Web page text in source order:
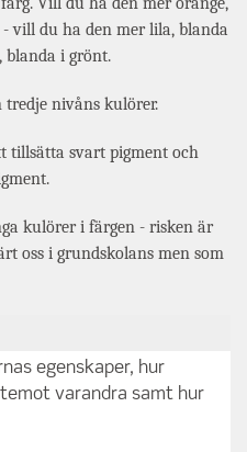
vill du ha den mer lila, blanda
blanda i grönt.
tredje nivåns kulörer.
tillsätta svart pigment och
kulörer i färgen - risken är
oss i grundskolans men som
egenskaper, hur
varandra samt hur